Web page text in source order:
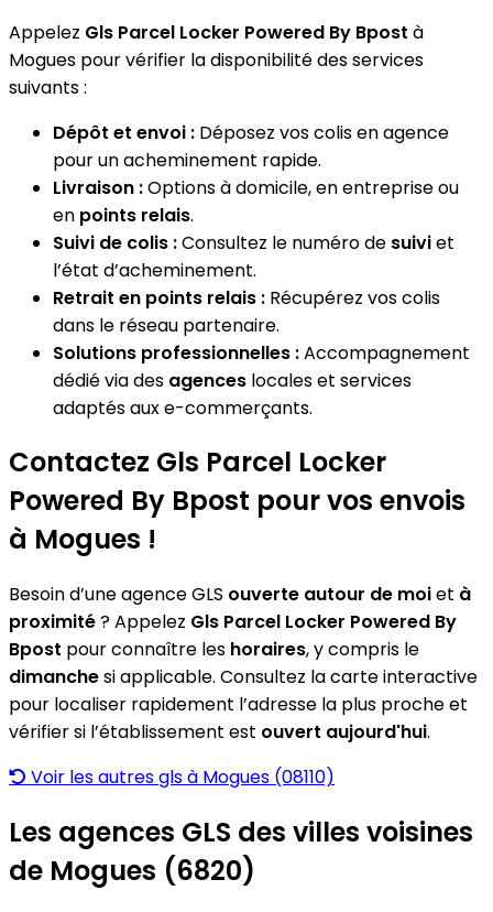
Appelez Gls Parcel Locker Powered By Bpost à
Mogues pour vérifier la disponibilité des services
suivants :
Dépôt et envoi : Déposez vos colis en agence
pour un acheminement rapide.
Livraison :Options à domicile, en entreprise ou
en points relais.
Suivi de colis :Consultez le numéro de suiviet
l’état d’acheminement.
Retrait en points relais : Récupérez vos colis
dans le réseau partenaire.
Solutions professionnelles :Accompagnement
dédié via des agences locales et services
adaptés aux e-commerçants.
Contactez Gls Parcel Locker
Powered By Bpost pour vos envois
à Mogues !
Besoin d’une agence GLS ouverte autour de moiet à
proximité? Appelez Gls Parcel Locker Powered By
Bpost pour connaître les horaires, y compris le
dimanchesi applicable. Consultez la carte interactive
pour localiser rapidement l’adresse la plus proche et
vérifier si l’établissement est ouvert aujourd'hui.
Voir les autres gls à Mogues (08110)
Les agences GLS des villes voisines
de Mogues (6820)